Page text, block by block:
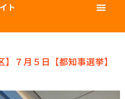
ト
】７月５日【都知事選挙】